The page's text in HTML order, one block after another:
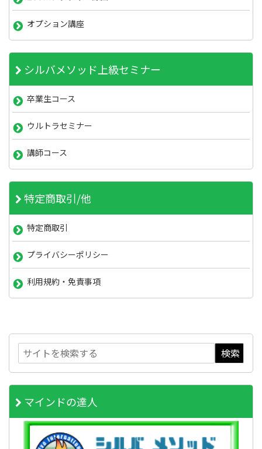
オプション講座
シルバメソッド上級セミナー
卒業生コース
ウルトラセミナー
講師コース
特定商取引/他
特定商取引
プライバシーポリシー
利用規約・免責事項
マインドの達人